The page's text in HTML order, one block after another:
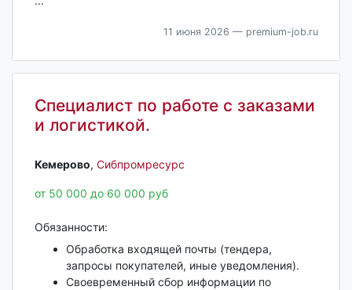
11 июня 2026 — premium-job.ru
Специалист по работе с заказами
и логистикой.
Кемерово‎, Сибпромресурс
от 50 000 до 60 000 руб
Обязанности:
Обработка входящей почты (тендера,
запросы покупателей, иные уведомления).
Своевременный сбор информации по